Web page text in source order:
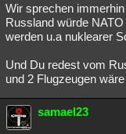
Wir sprechen
Russland würde
werden u.a nuklearer
Und Du redest vom
und 2 Flugzeugen
samael23